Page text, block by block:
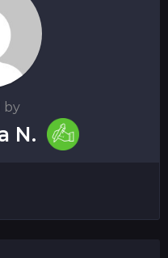
by
N.